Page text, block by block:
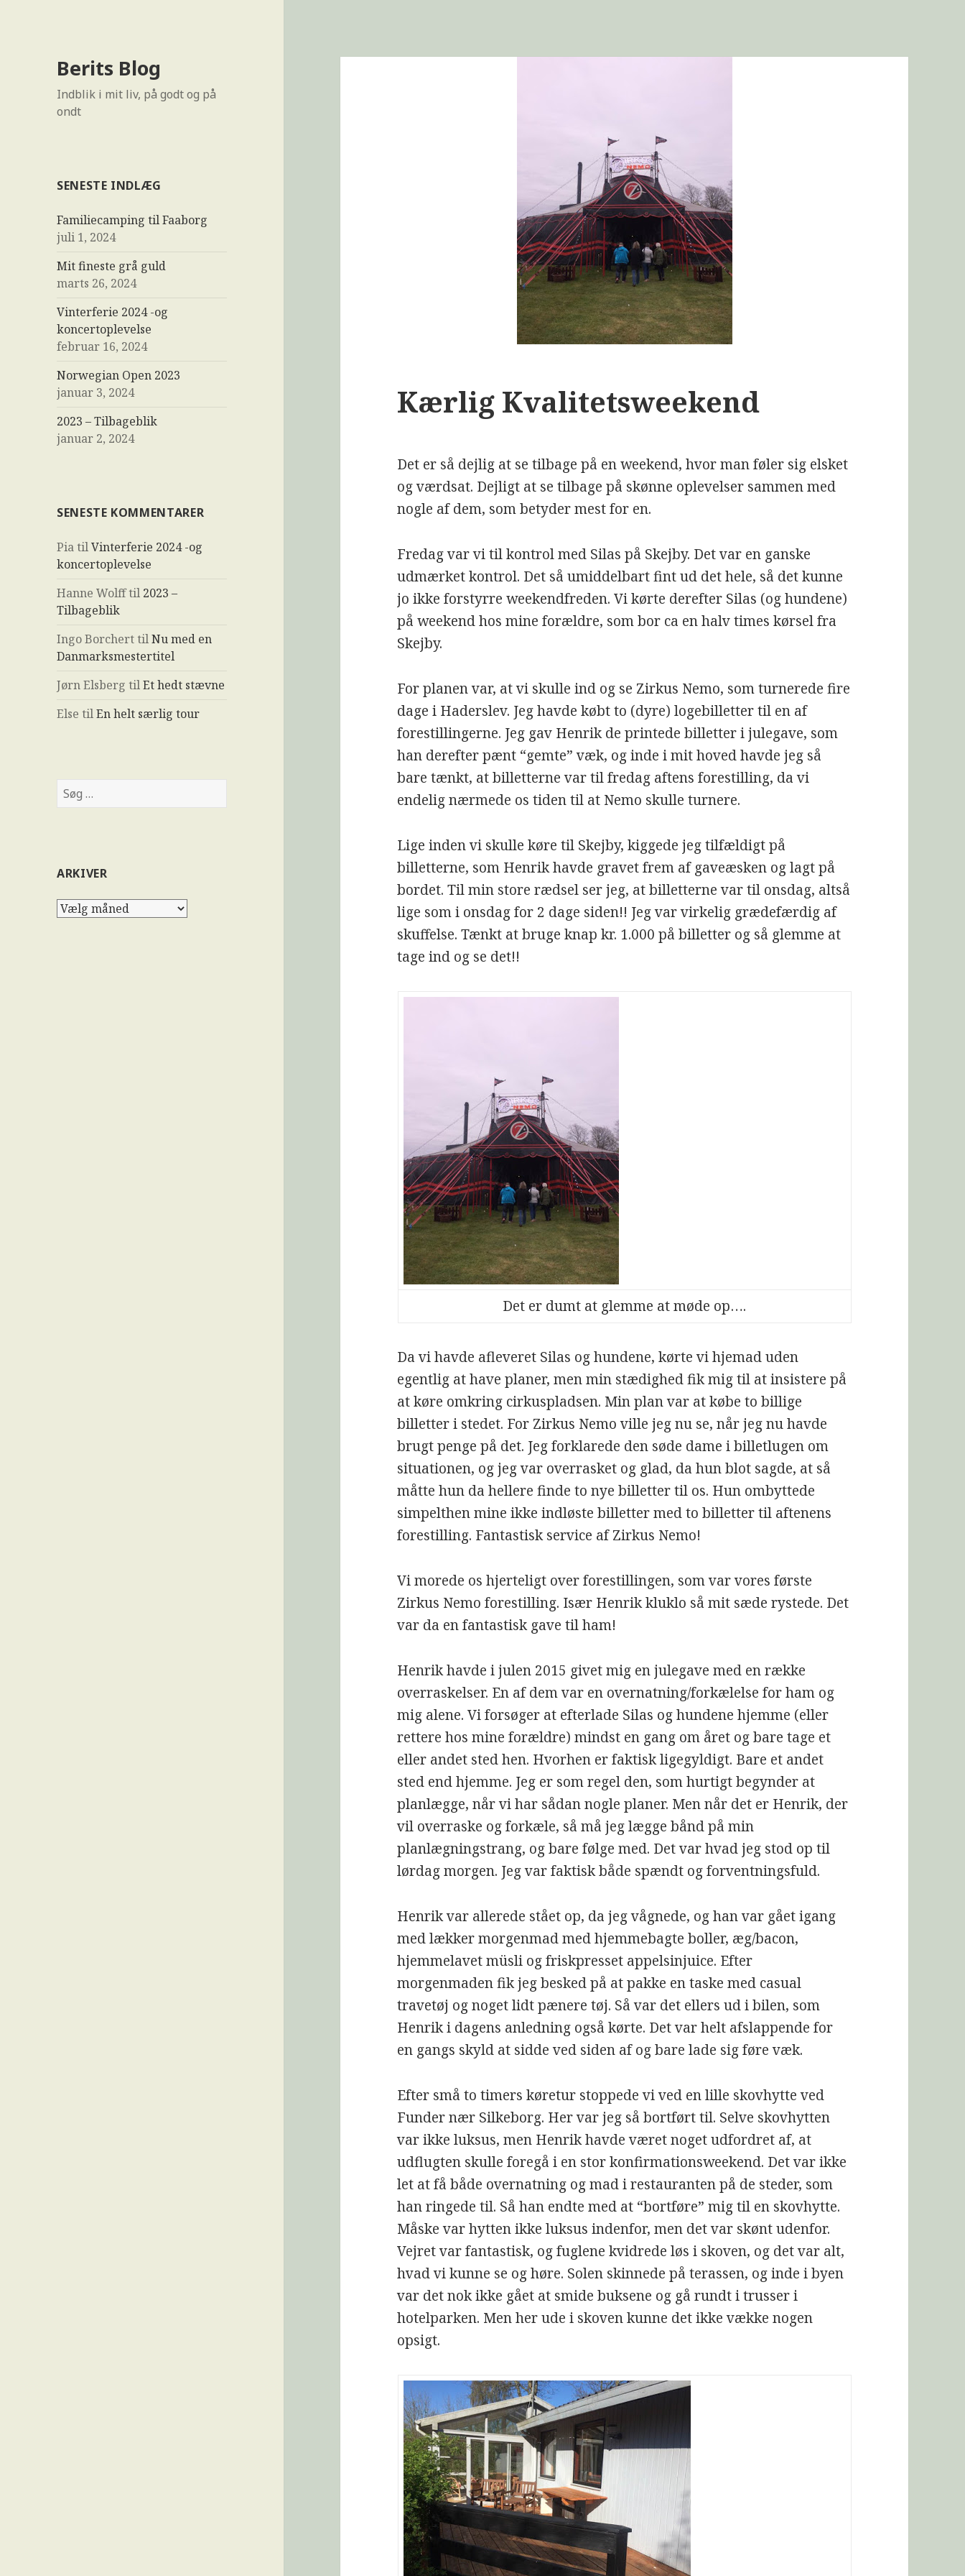
Berits Blog
Indblik i mit liv, på godt og på
ondt
SENESTE INDLÆG
Familiecamping til Faaborg
juli 1, 2024
Mit fineste grå guld
marts 26, 2024
Vinterferie 2024 -og
koncertoplevelse
februar 16, 2024
Norwegian Open 2023
januar 3, 2024
2023 – Tilbageblik
januar 2, 2024
SENESTE KOMMENTARER
PiatilVinterferie 2024 -og
koncertoplevelse
Hanne Wolfftil 2023 –
Tilbageblik
Ingo BorcherttilNu med en
Danmarksmestertitel
Jørn Elsberg tilEt hedt stævne
Else tilEn helt særlig tour
ARKIVER
Kærlig Kvalitetsweekend
Det er så dejlig at se tilbage på en weekend, hvor man føler sig elsket
og værdsat. Dejligt at se tilbage på skønne oplevelser sammen med
nogle af dem, som betyder mest for en.
Fredag var vi til kontrol med Silas på Skejby. Det var en ganske
udmærket kontrol. Det så umiddelbart fint ud det hele, så det kunne
jo ikke forstyrre weekendfreden. Vi kørte derefter Silas (og hundene)
på weekend hos mine forældre, som bor ca en halv times kørsel fra
Skejby.
For planen var, at vi skulle ind og se Zirkus Nemo, som turnerede fire
dage i Haderslev. Jeg havde købt to (dyre) logebilletter til en af
forestillingerne. Jeg gav Henrik de printede billetter i julegave, som
han derefter pænt “gemte” væk, og inde i mit hoved havde jeg så
bare tænkt, at billetterne var til fredag aftens forestilling, da vi
endelig nærmede os tiden til at Nemo skulle turnere.
Lige inden vi skulle køre til Skejby, kiggede jeg tilfældigt på
billetterne, som Henrik havde gravet frem af gaveæsken og lagt på
bordet. Til min store rædsel ser jeg, at billetterne var til onsdag, altså
lige som i onsdag for 2 dage siden!! Jeg var virkelig grædefærdig af
skuffelse. Tænkt at bruge knap kr. 1.000 på billetter og så glemme at
tage ind og se det!!
Det er dumt at glemme at møde op….
Da vi havde afleveret Silas og hundene, kørte vi hjemad uden
egentlig at have planer, men min stædighed fik mig til at insistere på
at køre omkring cirkuspladsen. Min plan var at købe to billige
billetter i stedet. For Zirkus Nemo ville jeg nu se, når jeg nu havde
brugt penge på det. Jeg forklarede den søde dame i billetlugen om
situationen, og jeg var overrasket og glad, da hun blot sagde, at så
måtte hun da hellere finde to nye billetter til os. Hun ombyttede
simpelthen mine ikke indløste billetter med to billetter til aftenens
forestilling. Fantastisk service af Zirkus Nemo!
Vi morede os hjerteligt over forestillingen, som var vores første
Zirkus Nemo forestilling. Især Henrik kluklo så mit sæde rystede. Det
var da en fantastisk gave til ham!
Henrik havde i julen 2015 givet mig en julegave med en række
overraskelser. En af dem var en overnatning/forkælelse for ham og
mig alene. Vi forsøger at efterlade Silas og hundene hjemme (eller
rettere hos mine forældre) mindst en gang om året og bare tage et
eller andet sted hen. Hvorhen er faktisk ligegyldigt. Bare et andet
sted end hjemme. Jeg er som regel den, som hurtigt begynder at
planlægge, når vi har sådan nogle planer. Men når det er Henrik, der
vil overraske og forkæle, så må jeg lægge bånd på min
planlægningstrang, og bare følge med. Det var hvad jeg stod op til
lørdag morgen. Jeg var faktisk både spændt og forventningsfuld.
Henrik var allerede stået op, da jeg vågnede, og han var gået igang
med lækker morgenmad med hjemmebagte boller, æg/bacon,
hjemmelavet müsli og friskpresset appelsinjuice. Efter
morgenmaden fik jeg besked på at pakke en taske med casual
travetøj og noget lidt pænere tøj. Så var det ellers ud i bilen, som
Henrik i dagens anledning også kørte. Det var helt afslappende for
en gangs skyld at sidde ved siden af og bare lade sig føre væk.
Efter små to timers køretur stoppede vi ved en lille skovhytte ved
Funder nær Silkeborg. Her var jeg så bortført til. Selve skovhytten
var ikke luksus, men Henrik havde været noget udfordret af, at
udflugten skulle foregå i en stor konfirmationsweekend. Det var ikke
let at få både overnatning og mad i restauranten på de steder, som
han ringede til. Så han endte med at “bortføre” mig til en skovhytte.
Måske var hytten ikke luksus indenfor, men det var skønt udenfor.
Vejret var fantastisk, og fuglene kvidrede løs i skoven, og det var alt,
hvad vi kunne se og høre. Solen skinnede på terassen, og inde i byen
var det nok ikke gået at smide buksene og gå rundt i trusser i
hotelparken. Men her ude i skoven kunne det ikke vække nogen
opsigt.